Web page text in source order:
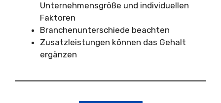
Unternehmensgröße und individuellen
Faktoren
Branchenunterschiede beachten
Zusatzleistungen können das Gehalt
ergänzen